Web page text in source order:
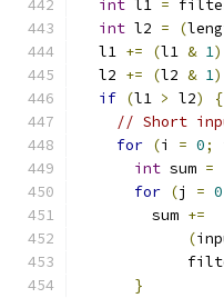
int l1 =
int l2 = (
  l1
+= (l1 & 1
  l2
+= (l2 & 1
if (l1 > l2)
{
// Short
for (i = 0;
int sum =
for (j = 0
        sum
+=
(
}